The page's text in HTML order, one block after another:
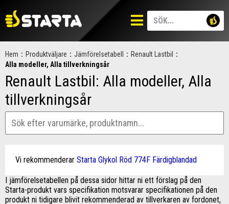
Hem : Produktväljare : Jämförelsetabell : Renault Lastbil
:
Alla modeller, Alla tillverkningsår
Renault Lastbil: Alla modeller, Alla
tillverkningsår
Vi rekommenderar Starta Glykol Röd 774F Färdigblandad
I jämförelsetabellen på dessa sidor hittar ni ett förslag på den
Starta-produkt vars specifikation motsvarar specifikationen på den
produkt ni tidigare blivit rekommenderad av tillverkaren av fordonet,